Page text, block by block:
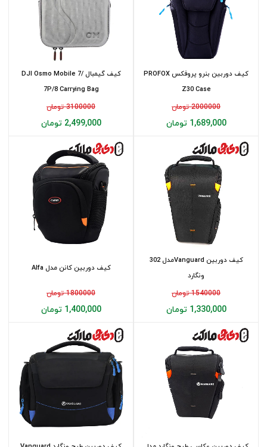
کیف گیمبال DJI Osmo Mobile 7/
7P/8 Carrying Bag
3100000 تومان
2,499,000 تومان
کیف دوربین بنرو پروفکس PROFOX
Z30 Case
2000000 تومان
1,689,000 تومان
کیف دوربین کانن مدل Alfa
1800000 تومان
1,400,000 تومان
کیف دوربین Vanguardمدل 302
ونگارد
1540000 تومان
1,330,000 تومان